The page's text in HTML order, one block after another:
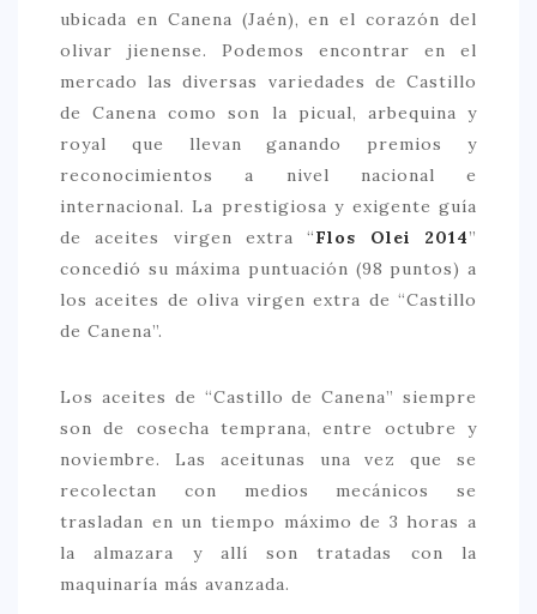
MAPA
POR SUS BAÑOS…
CONTACTO
ubicada en Canena (Jaén), en el corazón del
olivar jienense. Podemos encontrar en el
mercado las diversas variedades de Castillo
de Canena como son la picual, arbequina y
royal que llevan ganando premios y
reconocimientos a nivel nacional e
internacional. La prestigiosa y exigente guía
de aceites virgen extra “Flos Olei 2014”
concedió su máxima puntuación (98 puntos) a
los aceites de oliva virgen extra de “Castillo
de Canena”.
Los aceites de “Castillo de Canena” siempre
son de cosecha temprana, entre octubre y
noviembre. Las aceitunas una vez que se
recolectan con medios mecánicos se
trasladan en un tiempo máximo de 3 horas a
la almazara y allí son tratadas con la
maquinaría más avanzada.